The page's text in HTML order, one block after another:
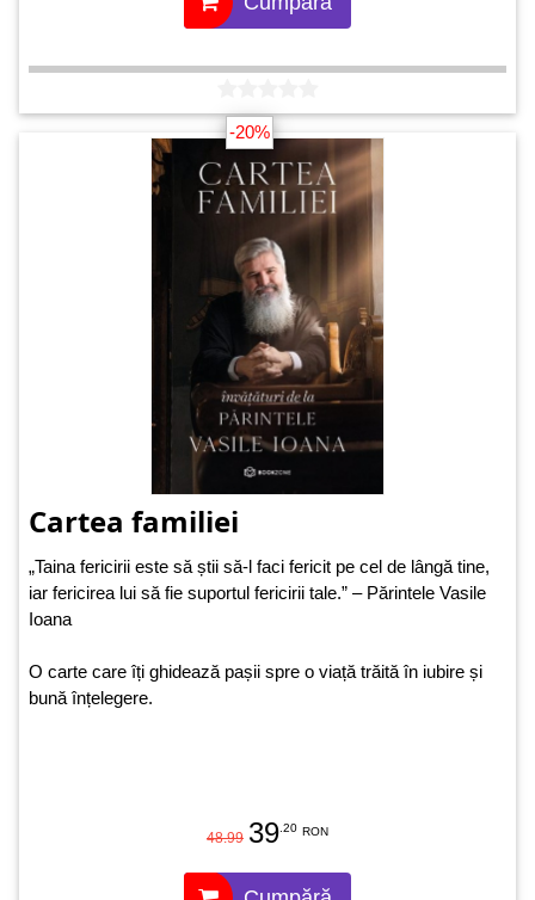
-20%
Cartea familiei
„Taina fericirii este să știi să-l faci fericit pe cel de lângă tine,
iar fericirea lui să fie suportul fericirii tale.” – Părintele Vasile
Ioana
O carte care îți ghidează pașii spre o viață trăită în iubire și
bună înțelegere.
48.99 39 .20 RON